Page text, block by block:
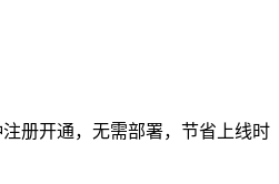
册开通，无需部署，节省上线时